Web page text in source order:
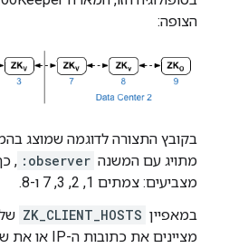
הצופה:
מתויג עם המשנה :observer
,
מצביעים: צמתים 1, 2, 3, 7 ו-8.
במאפיין ZK_CLIENT_HOSTS